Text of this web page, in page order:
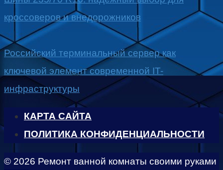
кроссоверов и внедорожников
Российский терминальный сервер как
ключевой элемент современной IT-
инфраструктуры
КАРТА САЙТА
ПОЛИТИКА КОНФИДЕНЦИАЛЬНОСТИ
© 2026 Ремонт ванной комнаты своими руками